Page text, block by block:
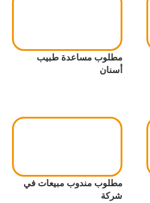
مطلوب مساعدة طبيب
أسنان
مطلوب مندوب مبيعات في
شركة